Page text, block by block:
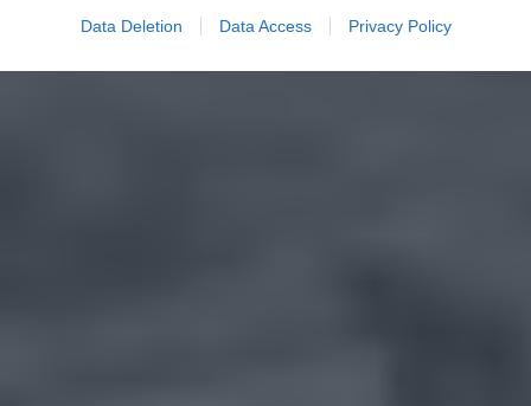
Data Deletion Data Access Privacy Policy